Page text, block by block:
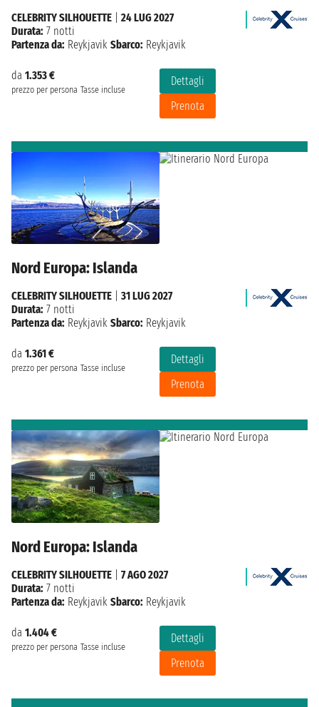
da 1.353 €
prezzo per persona Tasse incluse
Dettagli
Prenota
CELEBRITY SILHOUETTE
24 LUG 2027
Durata: 7 notti
Partenza da: Reykjavik Sbarco: Reykjavik
Nord Europa: Islanda
da 1.361 €
prezzo per persona Tasse incluse
Dettagli
Prenota
CELEBRITY SILHOUETTE
31 LUG 2027
Durata: 7 notti
Partenza da: Reykjavik Sbarco: Reykjavik
Nord Europa: Islanda
da 1.404 €
prezzo per persona Tasse incluse
Dettagli
Prenota
CELEBRITY SILHOUETTE
7 AGO 2027
Durata: 7 notti
Partenza da: Reykjavik Sbarco: Reykjavik